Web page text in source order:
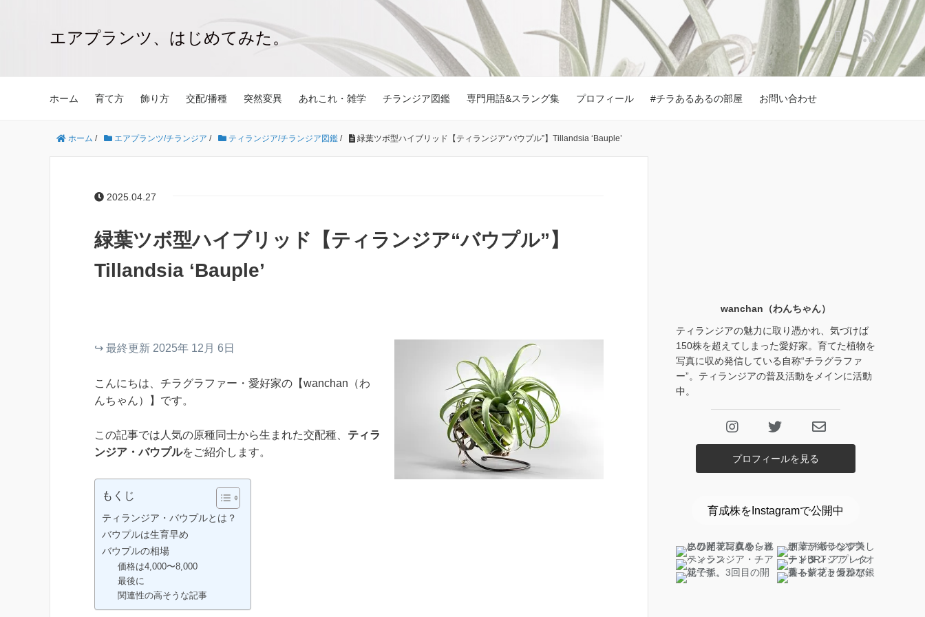
エアプランツ、はじめてみた。
ホーム 育て方 飾り方 交配/播種 突然変異 あれこれ・雑学 チランジア図鑑 専門用語&スラング集 プロフィール #チラあるあるの部屋 お問い合わせ
ホーム / エアプランツ/チランジア / ティランジア/チランジア図鑑 / 緑葉ツボ型ハイブリッド【ティランジア“バウプル”】Tillandsia ‘Bauple’
2025.04.27
緑葉ツボ型ハイブリッド【ティランジア“バウプル”】
Tillandsia ‘Bauple’
↪︎ 最終更新 2025年 12月 6日
こんにちは、チラグラファー・愛好家の【wanchan（わ
んちゃん）】です。
この記事では人気の原種同士から生まれた交配種、 ティラ
ンジア・バウプルをご紹介します。
もくじ
ティランジア・バウプルとは？
バウプルは生育早め
バウプルの相場
価格は4,000〜8,000
最後に
関連性の高そうな記事
wanchan（わんちゃん）
ティランジアの魅力に取り憑かれ、気づけば
150株を超えてしまった愛好家。育てた植物を
写真に収め発信している自称“チラグラファ
ー”。ティランジアの普及活動をメインに活動
中。
プロフィールを見る
育成株をInstagramで公開中